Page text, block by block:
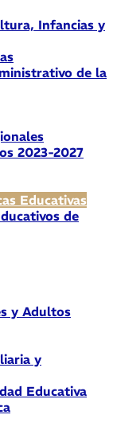
Infancias y
de la
2023-2027
Educativas
de
y Adultos
y
Educativa